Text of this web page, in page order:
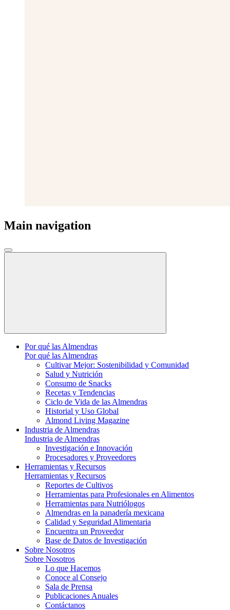
Main navigation
Por qué las Almendras
Por qué las Almendras
Cultivar Mejor: Sostenibilidad y Comunidad
Salud y Nutrición
Consumo de Snacks
Recetas y Tendencias
Ciclo de Vida de las Almendras
Historial y Uso Global
Almond Living Magazine
Industria de Almendras
Industria de Almendras
Investigación e Innovación
Procesadores y Proveedores
Herramientas y Recursos
Herramientas y Recursos
Reportes de Cultivos
Herramientas para Profesionales en Alimentos
Herramientas para Nutriólogos
Almendras en la panadería mexicana
Calidad y Seguridad Alimentaria
Encuentra un Proveedor
Base de Datos de Investigación
Sobre Nosotros
Sobre Nosotros
Lo que Hacemos
Conoce al Consejo
Sala de Prensa
Publicaciones Anuales
Contáctanos